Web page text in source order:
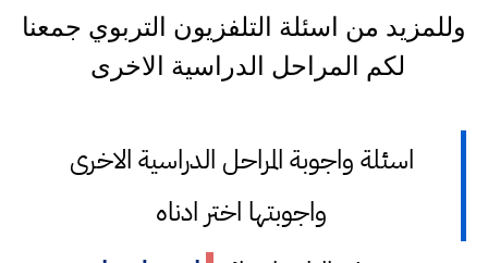
وللمزيد من اسئلة التلفزيون التربوي جمعنا
لكم المراحل الدراسية الاخرى
اسئلة واجوبة المراحل الدراسية الاخرى
واجوبتها اختر ادناه